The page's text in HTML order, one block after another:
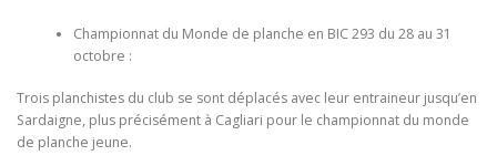
Championnat du Monde de planche en BIC 293 du 28 au 31
octobre :
Trois planchistes du club se sont déplacés avec leur entraineur jusqu’en
Sardaigne, plus précisément à Cagliari pour le championnat du monde
de planche jeune.